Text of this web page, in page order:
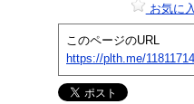
お気に
このページのURL
https://plth.me/11811714